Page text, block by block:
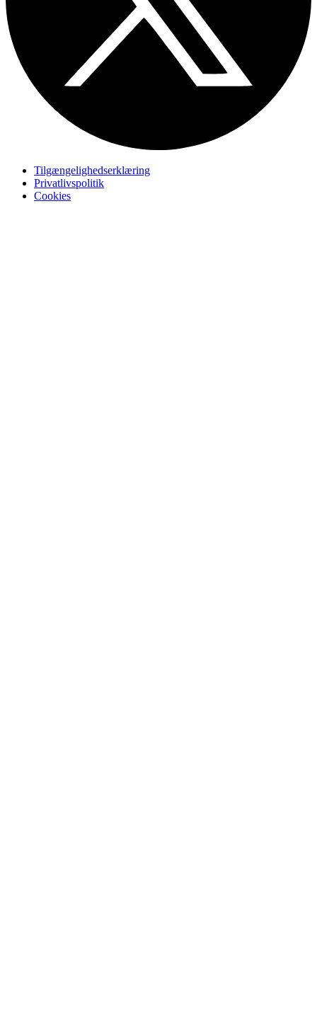
Tilgængelighedserklæring
Privatlivspolitik
Cookies